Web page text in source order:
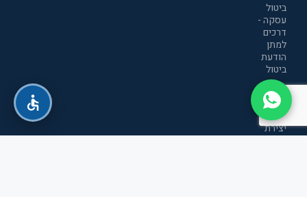
ביטול
עסקה -
דרכים
למתן
הודעת
ביטול
מדיניות
הפרטיות
יצירת